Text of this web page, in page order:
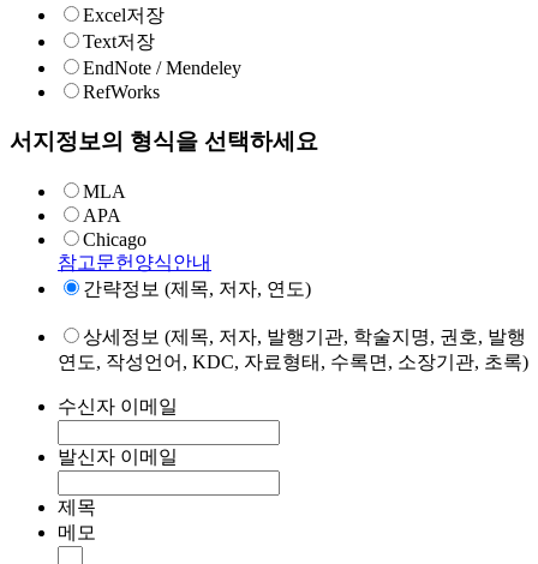
Excel저장
Text저장
EndNote / Mendeley
RefWorks
서지정보의 형식을 선택하세요
MLA
APA
Chicago
참고문헌양식안내
간략정보 (제목, 저자, 연도)
상세정보 (제목, 저자, 발행기관, 학술지명, 권호, 발행
연도, 작성언어, KDC, 자료형태, 수록면, 소장기관, 초록)
수신자 이메일
발신자 이메일
제목
메모